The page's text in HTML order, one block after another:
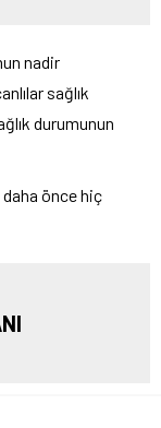
nadir
sağlık
durumunun